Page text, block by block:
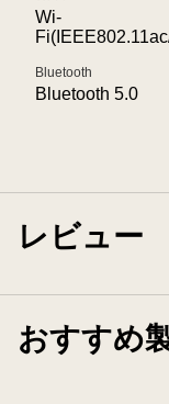
Wi-
Bluetooth
Bluetooth 5.0
レビュー
おすすめ